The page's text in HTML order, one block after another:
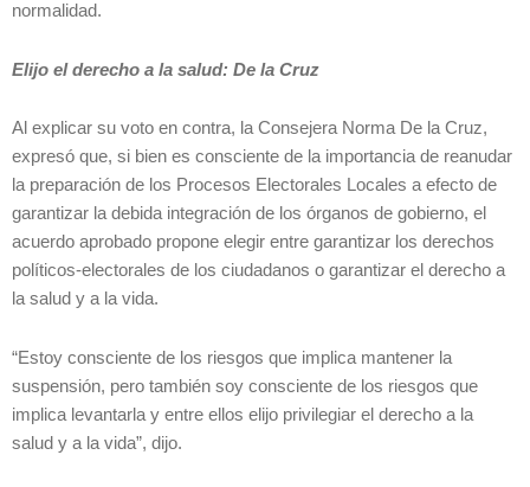
normalidad.
Elijo el derecho a la salud: De la Cruz
Al explicar su voto en contra, la Consejera Norma De la Cruz,
expresó que, si bien es consciente de la importancia de reanudar
la preparación de los Procesos Electorales Locales a efecto de
garantizar la debida integración de los órganos de gobierno, el
acuerdo aprobado propone elegir entre garantizar los derechos
políticos-electorales de los ciudadanos o garantizar el derecho a
la salud y a la vida.
“Estoy consciente de los riesgos que implica mantener la
suspensión, pero también soy consciente de los riesgos que
implica levantarla y entre ellos elijo privilegiar el derecho a la
salud y a la vida”, dijo.